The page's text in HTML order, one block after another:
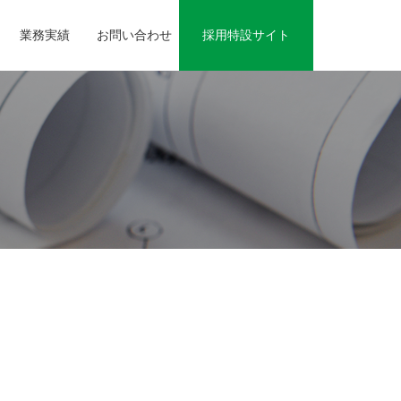
業務実績 お問い合わせ 採用特設サイト